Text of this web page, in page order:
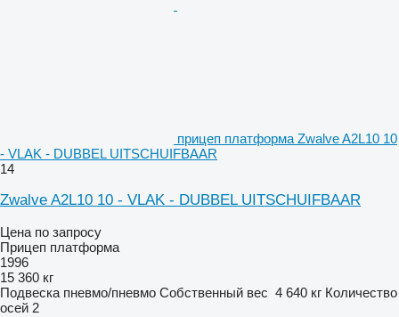
прицеп платформа Zwalve A2L10 10
- VLAK - DUBBEL UITSCHUIFBAAR
14
Zwalve A2L10 10 - VLAK - DUBBEL UITSCHUIFBAAR
Цена по запросу
Прицеп платформа
1996
15 360 кг
Подвеска пневмо/пневмо Собственный вес 4 640 кг Количество
осей 2